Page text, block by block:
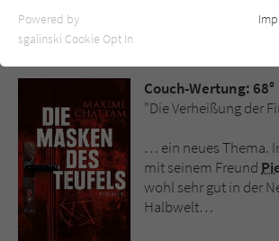
Maxime Chattam: Die Masken des
Couch-Wertung: 68°
"Die Verheißung der
… ein neues Thema.
mit seinem Freund
wohl sehr gut in der
Halbwelt…
Essentielle Cookies werden für grundlegende
Webseite benötigt. Dadurch ist gewährleistet,
einwandfrei funktioniert.
cookie_optin
Anbieter
Laufzeit 1 Jahr
Zweck
Wird benutzt, um Ihre
Cookie-Informationen
Externe Inhalte
Wir verwenden auf unserer Website externe
zusätzliche Informationen anzubieten. Mit dem
Inhalte akzeptieren Sie die Datenschutzerklärung
(https://policies.google.com/privacy?hl=de).
Powered by
sgalinski Cookie Opt In